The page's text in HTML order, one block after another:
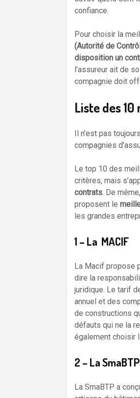
confiance.
Pour choisir la
(Autorité de
disposition un
l’assureur ait de
compagnie doit
Liste des
Il n’est pas
compagnies
Le top 10 des
critères, mais
contrats. De
proposent le
les grandes
1 – La MACIF
La Macif propose
dire la
juridique. Le tarif
annuel et des
de constructions
défauts qui ne la
également choisir
2 – La SmaBTP
La SmaBTP a